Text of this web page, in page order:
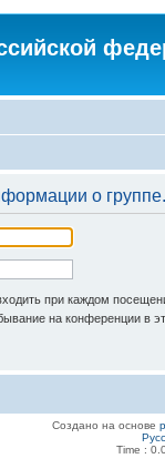
о группе.
при каждом
на конференции в
Создано на основе
Time :